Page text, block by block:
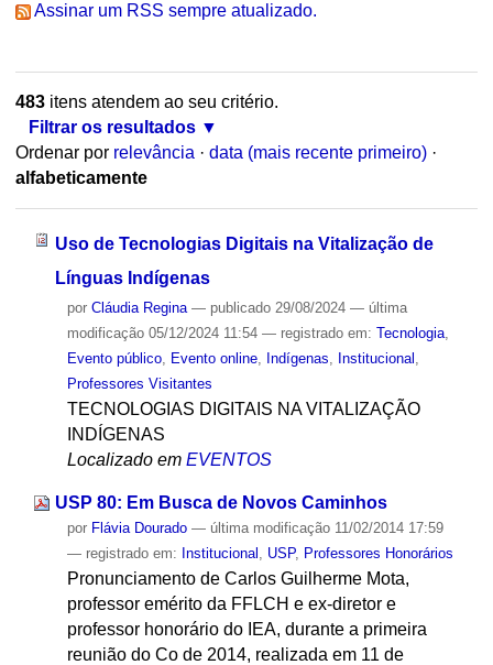
Assinar um RSS sempre atualizado.
483itens atendem ao seu critério.
Filtrar os resultados
Ordenar por relevância · data (mais recente primeiro) ·
alfabeticamente
Uso de Tecnologias Digitais na Vitalização de
Línguas Indígenas
por Cláudia Regina — publicado29/08/2024 — última
modificação05/12/2024 11:54 — registrado em: Tecnologia,
Evento público, Evento online, Indígenas Institucional
Professores Visitantes
TECNOLOGIAS DIGITAIS NA VITALIZAÇÃO
INDÍGENAS
Localizado em EVENTOS
USP 80: Em Busca de Novos Caminhos
por Flávia Dourado — última modificação11/02/2014 17:59
— registrado em: Institucional USP, Professores Honorários
Pronunciamento de Carlos Guilherme Mota,
professor emérito da FFLCH e ex-diretor e
professor honorário do IEA, durante a primeira
reunião do Co de 2014, realizada em 11 de